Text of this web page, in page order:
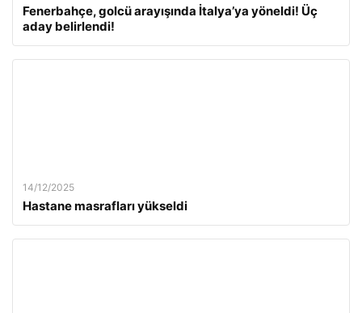
Fenerbahçe, golcü arayışında İtalya’ya yöneldi! Üç
aday belirlendi!
14/12/2025
Hastane masrafları yükseldi